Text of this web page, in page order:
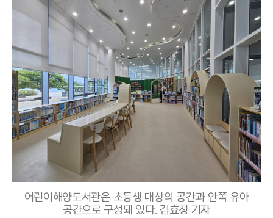
어린이해양도서관은 초등생 대상의 공간과 안쪽 유아
공간으로 구성돼 있다. 김효정 기자